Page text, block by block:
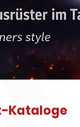
Kataloge